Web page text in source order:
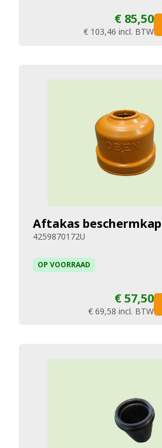
€ 85,50
€ 103,46 incl. BTW
Aftakas beschermkap
4259870172U
OP VOORRAAD
€ 57,50
€ 69,58 incl. BTW